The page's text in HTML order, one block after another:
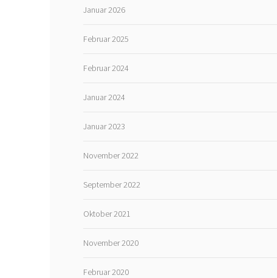
Januar 2026
Februar 2025
Februar 2024
Januar 2024
Januar 2023
November 2022
September 2022
Oktober 2021
November 2020
Februar 2020